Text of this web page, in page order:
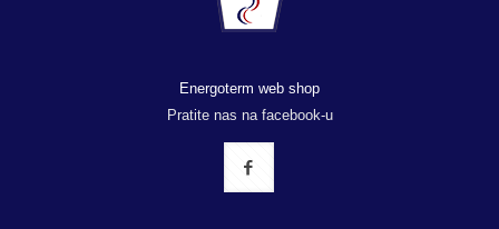
Energoterm web shop
Pratite nas na facebook-u